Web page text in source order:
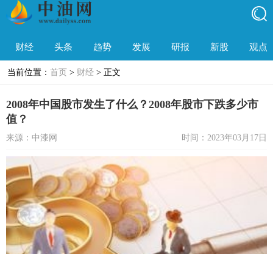
财经 头条 趋势 发展 研报 新股 观点
当前位置： 首页 > 财经 > 正文
2008年中国股市发生了什么？2008年股市下跌多少市
值？
来源：中漆网 时间：2023年03月17日